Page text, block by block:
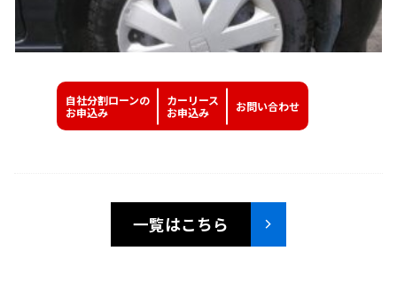
自社分割ローンの
お申込み
カーリース
お申込み
お問い合わせ
一覧はこちら